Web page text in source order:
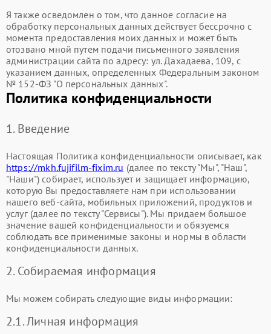
Я также осведомлен о том, что данное согласие на
обработку персональных данных действует бессрочно с
момента предоставления моих данных и может быть
отозвано мной путем подачи письменного заявления
администрации сайта по адресу: ул. Дахадаева, 109, с
указанием данных, определенных Федеральным законом
№ 152-ФЗ "О персональных данных".
Политика конфиденциальности
1. Введение
Настоящая Политика конфиденциальности описывает, как
https://mkh.fujifilm-fixim.ru (далее по тексту "Мы", "Наш",
"Наши") собирает, использует и защищает информацию,
которую Вы предоставляете нам при использовании
нашего веб-сайта, мобильных приложений, продуктов и
услуг (далее по тексту "Сервисы"). Мы придаем большое
значение вашей конфиденциальности и обязуемся
соблюдать все применимые законы и нормы в области
конфиденциальности данных.
2. Собираемая информация
Мы можем собирать следующие виды информации:
2.1. Личная информация